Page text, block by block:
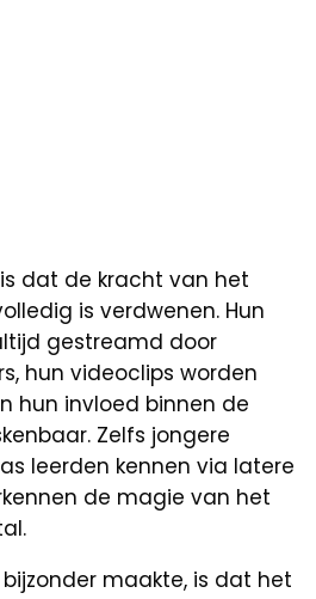
dat de kracht van het
is verdwenen. Hun
gestreamd door
hun videoclips worden
hun invloed binnen de
Zelfs jongere
leerden kennen via latere
de magie van het
maakte, is dat het